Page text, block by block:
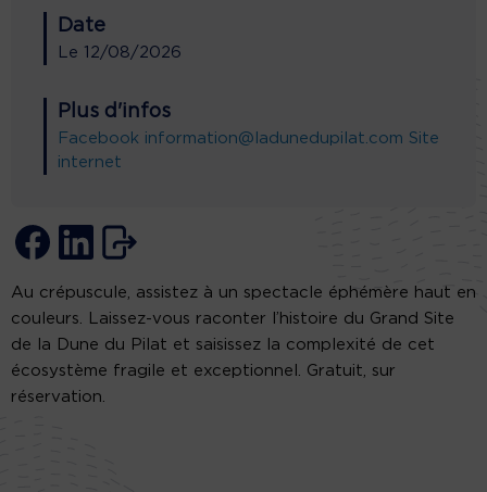
Date
Le 12/08/2026
Plus d'infos
Facebook information@ladunedupilat.com Site
internet
Au crépuscule, assistez à un spectacle éphémère haut en
couleurs. Laissez-vous raconter l’histoire du Grand Site
de la Dune du Pilat et saisissez la complexité de cet
écosystème fragile et exceptionnel. Gratuit, sur
réservation.